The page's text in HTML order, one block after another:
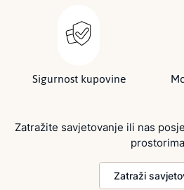
Sigurnost kupovine
Zatražite savjetovanje ili nas
prostorima
Zatraži